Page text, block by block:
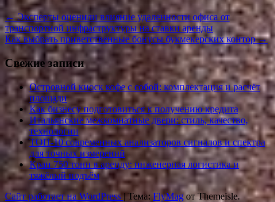
←Эксперты оценили влияние удаленности офиса от
транспортной инфраструктуры на ставки аренды
Как выбрать приветственные бонусы букмекерских контор→
Свежие записи
Островной киоск кофе с собой: комплектация и расчёт
площади
Как бизнесу подготовиться к получению кредита
Итальянские межкомнатные двери: стиль, качество,
технологии
ТОП-10 современных анализаторов сигналов и спектра
для точных измерений
Кран 750 тонн в аренду: инженерная логистика и
тяжёлый подъём
Сайт работает на WordPress|Тема: FlyMag от Themeisle.